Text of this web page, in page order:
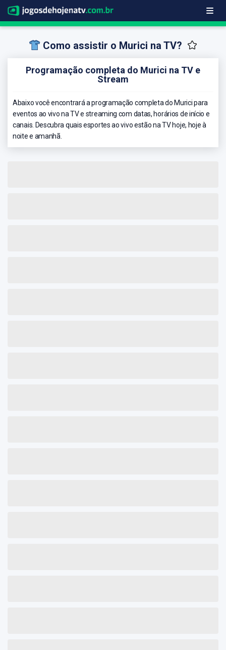
Como assistir o Murici na TV?
Programação completa do Murici na TV e
Stream
Abaixo você encontrará a programação completa do Murici para
eventos ao vivo na TV e streaming com datas, horários de início e
canais. Descubra quais esportes ao vivo estão na TV hoje, hoje à
noite e amanhã.